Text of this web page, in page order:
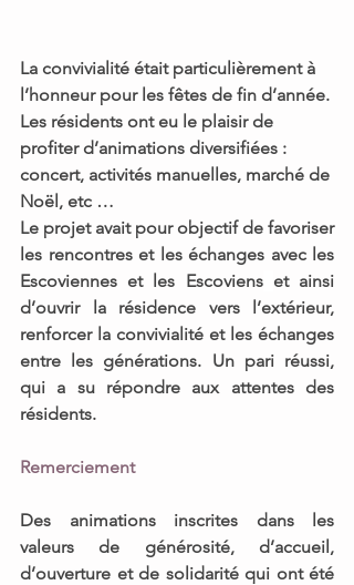
La convivialité était particulièrement à
l’honneur pour les fêtes de fin d’année.
Les résidents ont eu le plaisir de
profiter d’animations diversifiées :
concert, activités manuelles, marché de
Noël, etc …
Le projet avait pour objectif de favoriser
les rencontres et les échanges avec les
Escoviennes et les Escoviens et ainsi
d’ouvrir la résidence vers l’extérieur,
renforcer la convivialité et les échanges
entre les générations. Un pari réussi,
qui a su répondre aux attentes des
résidents.
Remerciement
Des animations inscrites dans les
valeurs de générosité, d’accueil,
d’ouverture et de solidarité qui ont été